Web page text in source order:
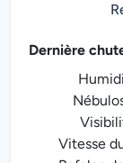
Dernière
Vitesse